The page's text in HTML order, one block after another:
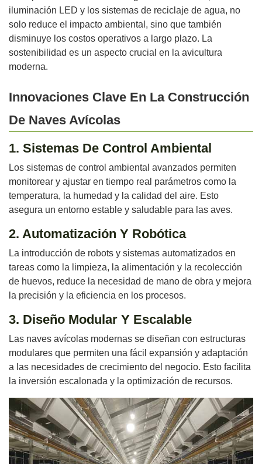
iluminación LED y los sistemas de reciclaje de agua, no
solo reduce el impacto ambiental, sino que también
disminuye los costos operativos a largo plazo. La
sostenibilidad es un aspecto crucial en la avicultura
moderna.
Innovaciones Clave En La Construcción
De Naves Avícolas
1. Sistemas De Control Ambiental
Los sistemas de control ambiental avanzados permiten
monitorear y ajustar en tiempo real parámetros como la
temperatura, la humedad y la calidad del aire. Esto
asegura un entorno estable y saludable para las aves.
2. Automatización Y Robótica
La introducción de robots y sistemas automatizados en
tareas como la limpieza, la alimentación y la recolección
de huevos, reduce la necesidad de mano de obra y mejora
la precisión y la eficiencia en los procesos.
3. Diseño Modular Y Escalable
Las naves avícolas modernas se diseñan con estructuras
modulares que permiten una fácil expansión y adaptación
a las necesidades de crecimiento del negocio. Esto facilita
la inversión escalonada y la optimización de recursos.